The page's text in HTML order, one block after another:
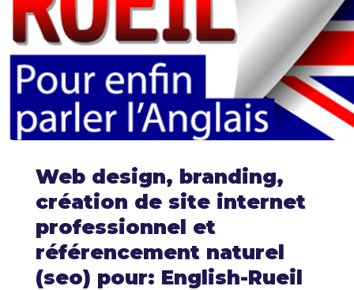
Web design, branding,
création de site internet
professionnel et
référencement naturel
(seo) pour: English-Rueil